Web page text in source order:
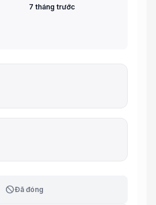
7 tháng trước
blockĐã đóng